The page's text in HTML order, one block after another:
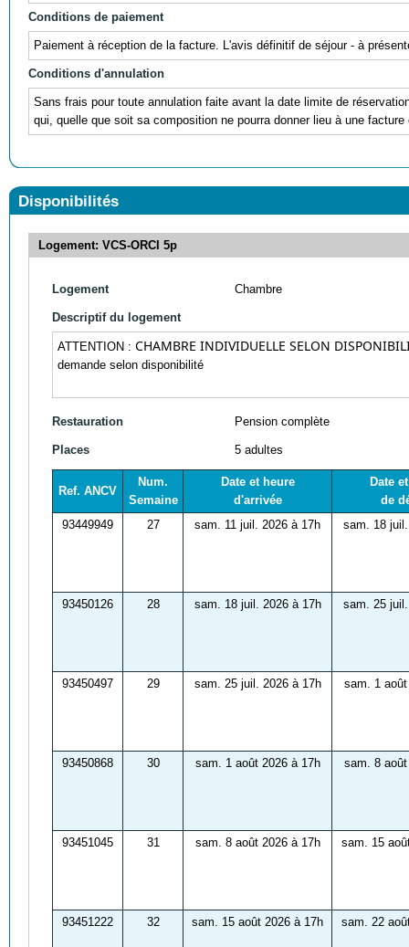
Conditions de paiement
Paiement à réception de la facture. L'avis définitif de séjour - à
Conditions d'annulation
Sans frais pour toute annulation faite avant la date limite de
qui, quelle que soit sa composition ne pourra donner lieu à une
Disponibilités
Logement: VCS-ORCI 5p
Logement Chambre
Descriptif du logement
ATTENTION : CHAMBRE INDIVIDUELLE SELON
demande selon disponibilité
Restauration Pension complète
Places 5 adultes
Ref. ANCV
Num.
Semaine
Date et heure
d'arrivée
Date
de
93449949
27 sam. 11 juil. 2026 à 17h sam. 18
93450126 28 sam. 18 juil. 2026 à 17h sam. 25
93450497 29 sam. 25 juil. 2026 à 17h sam. 1
93450868 30 sam. 1 août 2026 à 17h sam. 8
93451045 31 sam. 8 août 2026 à 17h sam. 15
93451222 32 sam. 15 août 2026 à 17h sam. 22